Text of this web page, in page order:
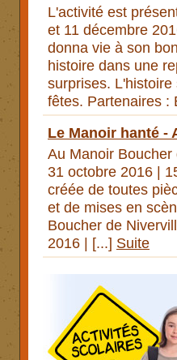
L'activité est
et 11 décembre
donna vie à son
histoire dans une
surprises.
fêtes. Partenaires :
Le Manoir hanté -
Au Manoir
31 octobre 2016 |
créée de toutes
et de mises en
Boucher de
2016 | [...] Suite